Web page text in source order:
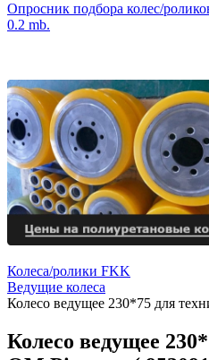
Опросник подбора колес/
0.2 mb.
Колеса/ролики FKK
Ведущие колеса
Колесо ведущее 230*75 для
Колесо ведущее